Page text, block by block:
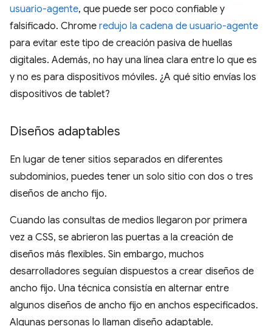
usuario-agente, que puede ser poco confiable y
falsificado. Chrome redujo la cadena de usuario-agente
para evitar este tipo de creación pasiva de huellas
digitales. Además, no hay una línea clara entre lo que es
y no es para dispositivos móviles. ¿A qué sitio envías los
dispositivos de tablet?
Diseños adaptables
En lugar de tener sitios separados en diferentes
subdominios, puedes tener un solo sitio con dos o tres
diseños de ancho fijo.
Cuando las consultas de medios llegaron por primera
vez a CSS, se abrieron las puertas a la creación de
diseños más flexibles. Sin embargo, muchos
desarrolladores seguían dispuestos a crear diseños de
ancho fijo. Una técnica consistía en alternar entre
algunos diseños de ancho fijo en anchos especificados.
Algunas personas lo llaman diseño adaptable.